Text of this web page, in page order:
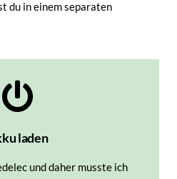
du in einem separaten
laden
und daher musste ich